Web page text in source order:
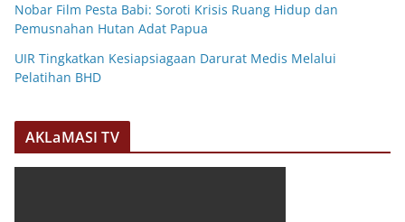
Nobar Film Pesta Babi: Soroti Krisis Ruang Hidup dan
Pemusnahan Hutan Adat Papua
UIR Tingkatkan Kesiapsiagaan Darurat Medis Melalui
Pelatihan BHD
AKLaMASI TV